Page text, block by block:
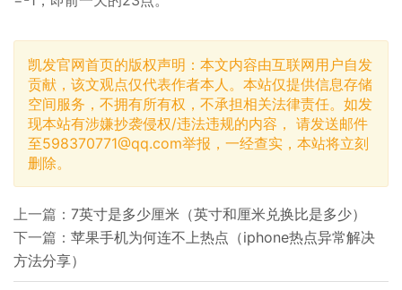
凯发官网首页的版权声明：本文内容由互联网用户自发
贡献，该文观点仅代表作者本人。本站仅提供信息存储
空间服务，不拥有所有权，不承担相关法律责任。如发
现本站有涉嫌抄袭侵权/违法违规的内容， 请发送邮件
至598370771@qq.com举报，一经查实，本站将立刻
删除。
上一篇： 7英寸是多少厘米（英寸和厘米兑换比是多少）
下一篇： 苹果手机为何连不上热点（iphone热点异常解决
方法分享）